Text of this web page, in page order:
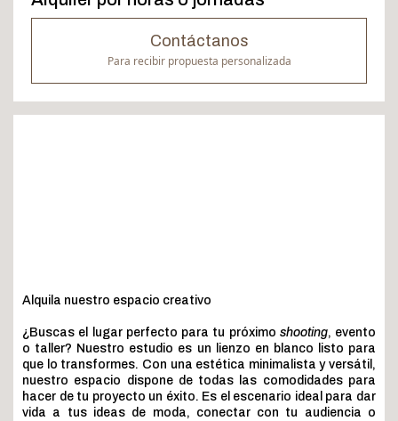
Contáctanos
Para recibir propuesta personalizada
Alquila nuestro espacio creativo
¿Buscas el lugar perfecto para tu próximo shooting, evento
o taller? Nuestro estudio es un lienzo en blanco listo para
que lo transformes. Con una estética minimalista y versátil,
nuestro espacio dispone de todas las comodidades para
hacer de tu proyecto un éxito. Es el escenario ideal para dar
vida a tus ideas de moda, conectar con tu audiencia o